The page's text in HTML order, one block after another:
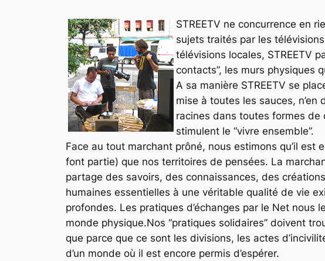
STREETV ne concurrence en
sujets traités par les
télévisions locales, STREETV
contacts”, les murs physiques
A sa manière STREETV se
mise à toutes les sauces,
racines dans toutes formes de
stimulent le “vivre ensemble”.
Face au tout marchant prôné, nous estimons qu’il
font partie) que nos territoires de pensées. La
partage des savoirs, des connaissances, des
humaines essentielles à une véritable qualité de vie
profondes. Les pratiques d’échanges par le Net nous
monde physique.Nos “pratiques solidaires” doivent
que parce que ce sont les divisions, les actes
d’un monde où il est encore permis d’espérer.